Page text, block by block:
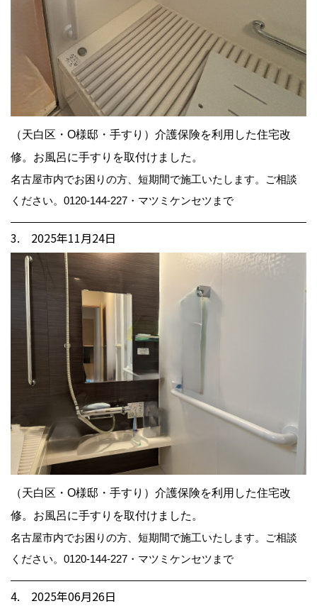
（天白区・O様邸・手すり）介護保険を利用した住宅改
修。お風呂に手すりを取付けました。
名古屋市内でお困りの方、短期間で施工いたします。ご相談
ください。0120-144-227・マツミケンセツまで
3. 2025年11月24日
（天白区・O様邸・手すり）介護保険を利用した住宅改
修。お風呂に手すりを取付けました。
名古屋市内でお困りの方、短期間で施工いたします。ご相談
ください。0120-144-227・マツミケンセツまで
4. 2025年06月26日